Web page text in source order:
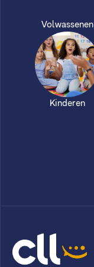
Volwassenen
Kinderen